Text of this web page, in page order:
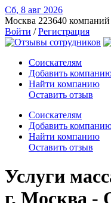
Сб, 8 авг 2026
Москва 223640
Войти /Регистрация
Соискателям
Добавить
Найти компанию
Оставить отзыв
Соискателям
Добавить
Найти компанию
Оставить отзыв
Услуги
г. Москва -